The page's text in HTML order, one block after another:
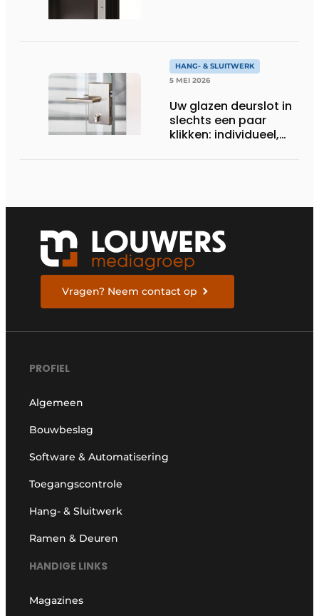
HANG- & SLUITWERK
5 MEI 2026
Uw glazen deurslot in
slechts een paar
klikken: individueel,
Vragen? Neem contact op
PROFIEL
Algemeen
Bouwbeslag
Software & Automatisering
Toegangscontrole
Hang- & Sluitwerk
Ramen & Deuren
HANDIGE LINKS
Magazines